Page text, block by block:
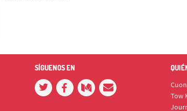
SÍGUENOS EN
Tow